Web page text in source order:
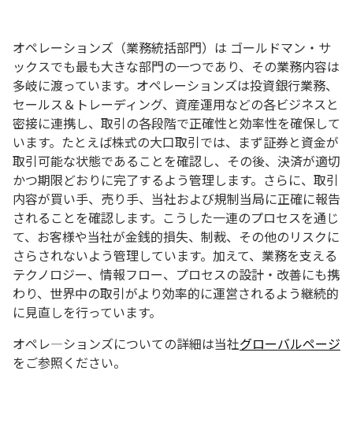
オペレーションズ（業務統括部門）は ゴールドマン・サ
ックスでも最も大きな部門の一つであり、その業務内容は
多岐に渡っています。オペレーションズは投資銀行業務、
セールス＆トレーディング、資産運用などの各ビジネスと
密接に連携し、取引の各段階で正確性と効率性を確保して
います。たとえば株式の大口取引では、まず証券と資金が
取引可能な状態であることを確認し、その後、決済が適切
かつ期限どおりに完了するよう管理します。さらに、取引
内容が買い手、売り手、当社および規制当局に正確に報告
されることを確認します。こうした一連のプロセスを通じ
て、お客様や当社が金銭的損失、制裁、その他のリスクに
さらされないよう管理しています。加えて、業務を支える
テクノロジー、情報フロー、プロセスの設計・改善にも携
わり、世界中の取引がより効率的に運営されるよう継続的
に見直しを行っています。
オペレ―ションズについての詳細は当社グローバルページ
をご参照ください。